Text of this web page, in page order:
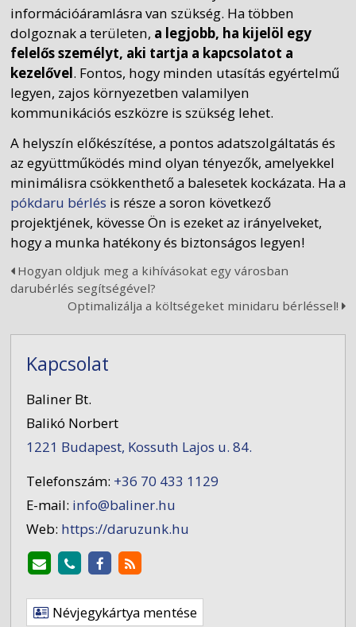
információáramlásra van szükség. Ha többen
dolgoznak a területen, a legjobb, ha kijelöl egy
felelős személyt, aki tartja a kapcsolatot a
kezelővel. Fontos, hogy minden utasítás egyértelmű
legyen, zajos környezetben valamilyen
kommunikációs eszközre is szükség lehet.
A helyszín előkészítése, a pontos adatszolgáltatás és
az együttműködés mind olyan tényezők, amelyekkel
minimálisra csökkenthető a balesetek kockázata. Ha a
pókdaru bérlés is része a soron következő
projektjének, kövesse Ön is ezeket az irányelveket,
hogy a munka hatékony és biztonságos legyen!
Hogyan oldjuk meg a kihívásokat egy városban
darubérlés segítségével?
Optimalizálja a költségeket minidaru bérléssel!
Kapcsolat
Baliner Bt.
Balikó Norbert
1221 Budapest, Kossuth Lajos u. 84.
Telefonszám: +36 70 433 1129
E-mail: info@baliner.hu
Web: https://daruzunk.hu
Névjegykártya mentése